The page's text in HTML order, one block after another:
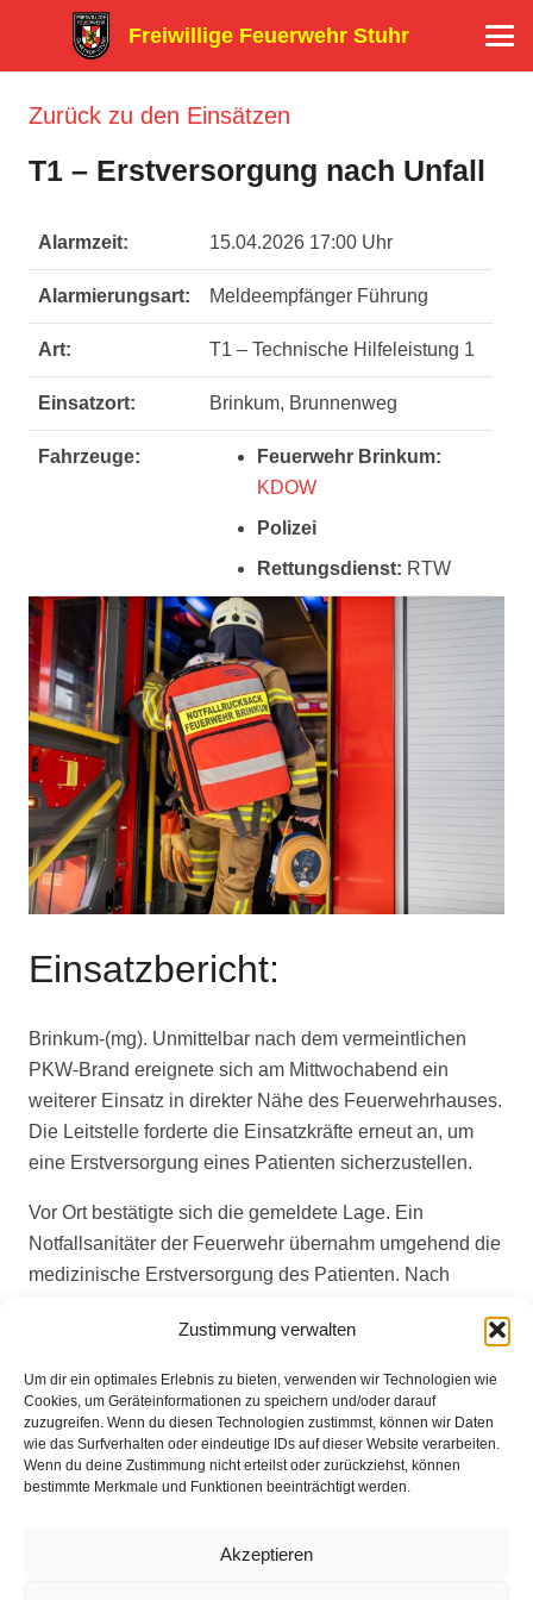
Zustimmung verwalten
Um dir ein optimales Erlebnis zu bieten, verwenden wir Technologien wie
Cookies, um Geräteinformationen zu speichern und/oder darauf
zuzugreifen. Wenn du diesen Technologien zustimmst, können wir Daten
wie das Surfverhalten oder eindeutige IDs auf dieser Website verarbeiten.
Wenn du deine Zustimmung nicht erteilst oder zurückziehst, können
bestimmte Merkmale und Funktionen beeinträchtigt werden.
Akzeptieren
Freiwillige Feuerwehr Stuhr
Zurück zu den Einsätzen
T1 – Erstversorgung nach Unfall
Alarmzeit: 15.04.2026 17:00 Uhr
Alarmierungsart: Meldeempfänger Führung
Art: T1 – Technische Hilfeleistung 1
Einsatzort: Brinkum, Brunnenweg
Fahrzeuge:
Feuerwehr Brinkum:
KDOW
Polizei
Rettungsdienst: RTW
Einsatzbericht:
Brinkum-(mg). Unmittelbar nach dem vermeintlichen
PKW-Brand ereignete sich am Mittwochabend ein
weiterer Einsatz in direkter Nähe des Feuerwehrhauses.
Die Leitstelle forderte die Einsatzkräfte erneut an, um
eine Erstversorgung eines Patienten sicherzustellen.
Vor Ort bestätigte sich die gemeldete Lage. Ein
Notfallsanitäter der Feuerwehr übernahm umgehend die
medizinische Erstversorgung des Patienten. Nach
Patient zur weiteren Behandlung übergeben wurde.
Der Einsatz für die Feuerwehr konnte nach etwa 20
Minuten beendet werden.
Datenschutz